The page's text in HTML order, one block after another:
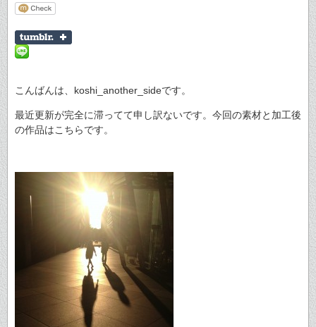
こんばんは、koshi_another_sideです。
最近更新が完全に滞ってて申し訳ないです。今回の素材と加工後
の作品はこちらです。